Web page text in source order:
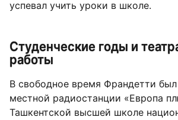
успевал учить уроки в школе.
Студенческие годы и
работы
В свободное время Франдетти
местной радиостанции «Европа
Ташкентской высшей школе